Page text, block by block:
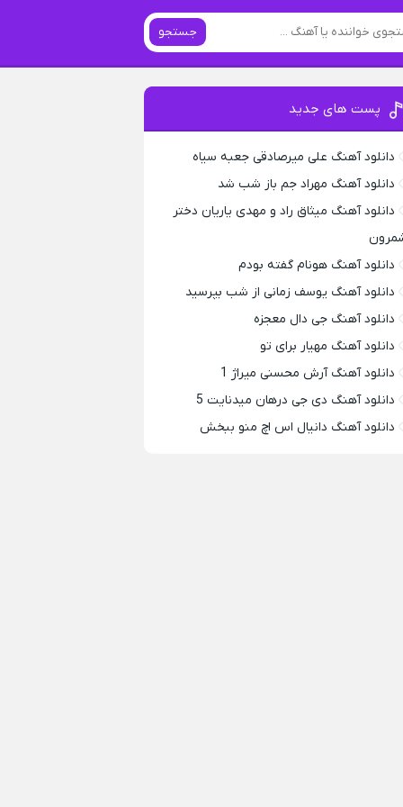
جستجو
پست های جدید
دانلود آهنگ علی میرصادقی جعبه سیاه
دانلود آهنگ مهراد جم باز شب شد
دانلود آهنگ میثاق راد و مهدی یاریان دختر
دانلود آهنگ هونام گفته بودم
دانلود آهنگ یوسف زمانی از شب بپرسید
دانلود آهنگ جی دال معجزه
دانلود آهنگ مهیار برای تو
دانلود آهنگ آرش محسنی میراژ 1
دانلود آهنگ دی جی درهان میدنایت 5
دانلود آهنگ دانیال اس اچ منو ببخش